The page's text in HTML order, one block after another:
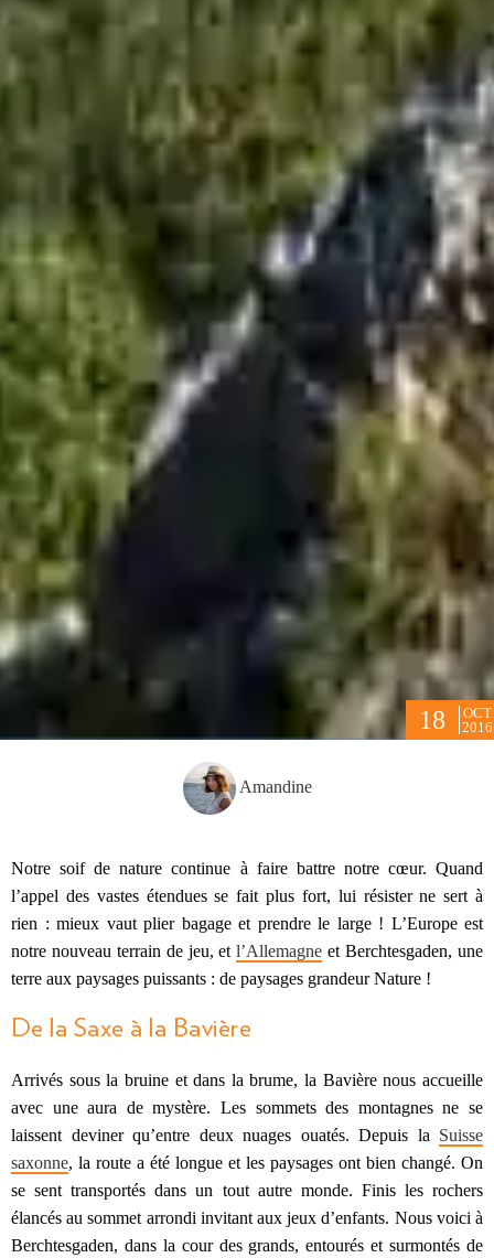
18
OCT
2016
Amandine
Notre soif de nature continue à faire battre notre cœur. Quand
l’appel des vastes étendues se fait plus fort, lui résister ne sert à
rien : mieux vaut plier bagage et prendre le large ! L’Europe est
notre nouveau terrain de jeu, etl’Allemagne et Berchtesgaden, une
terre aux paysages puissants : de paysages grandeur Nature !
De la Saxe à la Bavière
Arrivés sous la bruine et dans la brume, la Bavière nous accueille
avec une aura de mystère. Les sommets des montagnes ne se
laissent deviner qu’entre deux nuages ouatés. Depuis la Suisse
saxonne, la route a été longue et les paysages ont bien changé. On
se sent transportés dans un tout autre monde. Finis les rochers
élancés au sommet arrondi invitant aux jeux d’enfants. Nous voici à
Berchtesgaden, dans la cour des grands, entourés et surmontés de